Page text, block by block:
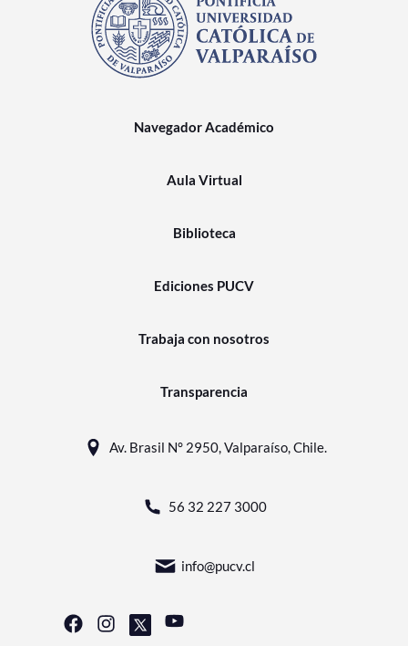
Navegador Académico
Aula Virtual
Biblioteca
Ediciones PUCV
Trabaja con nosotros
Transparencia
Av. Brasil N° 2950, Valparaíso, Chile.
56 32 227 3000
info@pucv.cl